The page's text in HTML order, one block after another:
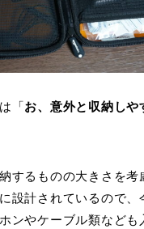
「お、意外と収納しや
するものの大きさを考
設計されているので、
ンやケーブル類なども